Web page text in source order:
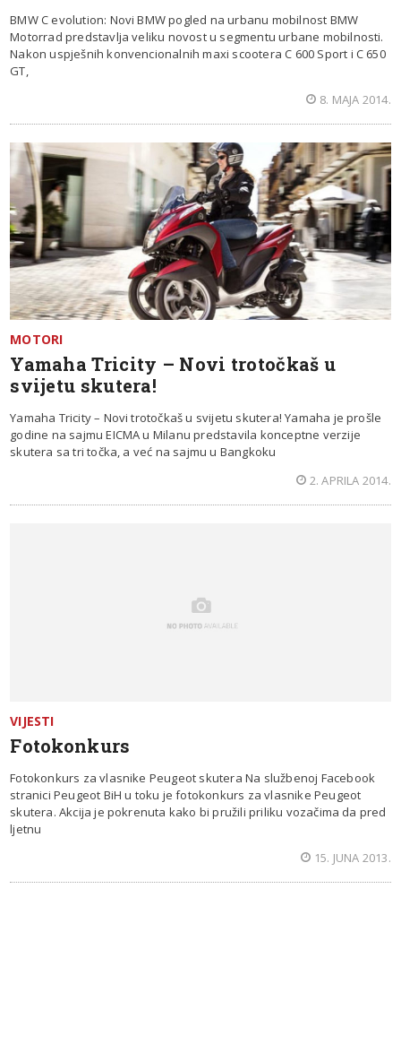
BMW C evolution: Novi BMW pogled na urbanu mobilnost BMW
Motorrad predstavlja veliku novost u segmentu urbane mobilnosti.
Nakon uspješnih konvencionalnih maxi scootera C 600 Sport i C 650
GT,
8. MAJA 2014.
MOTORI
Yamaha Tricity – Novi trotočkaš u
svijetu skutera!
Yamaha Tricity – Novi trotočkaš u svijetu skutera! Yamaha je prošle
godine na sajmu EICMA u Milanu predstavila konceptne verzije
skutera sa tri točka, a već na sajmu u Bangkoku
2. APRILA 2014.
VIJESTI
Fotokonkurs
Fotokonkurs za vlasnike Peugeot skutera Na službenoj Facebook
stranici Peugeot BiH u toku je fotokonkurs za vlasnike Peugeot
skutera. Akcija je pokrenuta kako bi pružili priliku vozačima da pred
ljetnu
15. JUNA 2013.